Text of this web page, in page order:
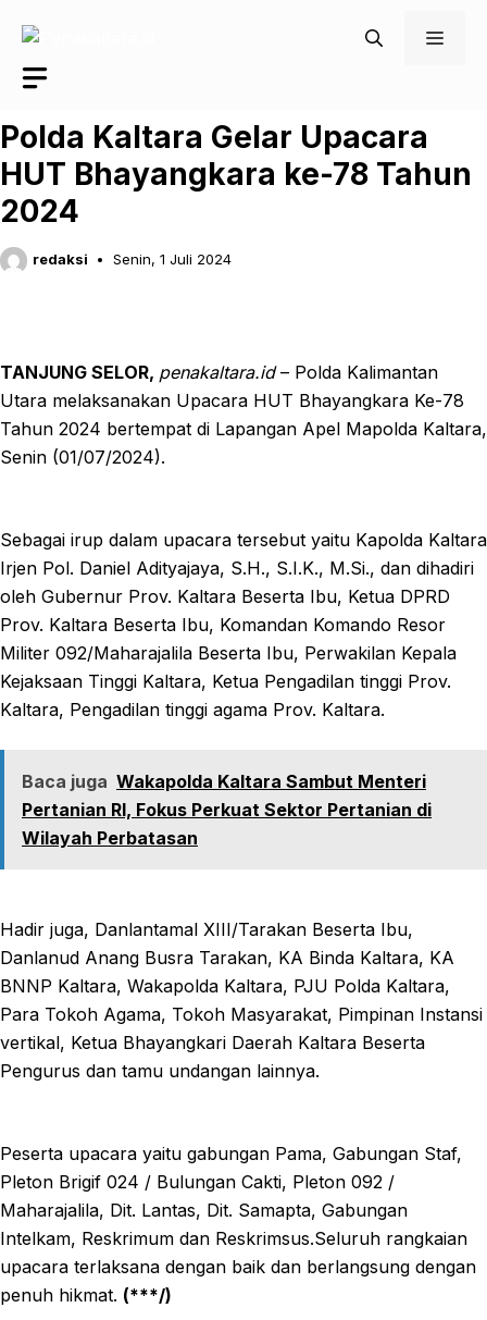
Polda Kaltara Gelar Upacara
HUT Bhayangkara ke-78 Tahun
2024
redaksi Senin, 1 Juli 2024
TANJUNG SELOR, penakaltara.id– Polda Kalimantan
Utara melaksanakan Upacara HUT Bhayangkara Ke-78
Tahun 2024 bertempat di Lapangan Apel Mapolda Kaltara,
Senin (01/07/2024).
Sebagai irup dalam upacara tersebut yaitu Kapolda Kaltara
Irjen Pol. Daniel Adityajaya, S.H., S.I.K., M.Si., dan dihadiri
oleh Gubernur Prov. Kaltara Beserta Ibu, Ketua DPRD
Prov. Kaltara Beserta Ibu, Komandan Komando Resor
Militer 092/Maharajalila Beserta Ibu, Perwakilan Kepala
Kejaksaan Tinggi Kaltara, Ketua Pengadilan tinggi Prov.
Kaltara, Pengadilan tinggi agama Prov. Kaltara.
Baca juga Wakapolda Kaltara Sambut Menteri
Pertanian RI, Fokus Perkuat Sektor Pertanian di
Wilayah Perbatasan
Hadir juga, Danlantamal XIII/Tarakan Beserta Ibu,
Danlanud Anang Busra Tarakan, KA Binda Kaltara, KA
BNNP Kaltara, Wakapolda Kaltara, PJU Polda Kaltara,
Para Tokoh Agama, Tokoh Masyarakat, Pimpinan Instansi
vertikal, Ketua Bhayangkari Daerah Kaltara Beserta
Pengurus dan tamu undangan lainnya.
Peserta upacara yaitu gabungan Pama, Gabungan Staf,
Pleton Brigif 024 / Bulungan Cakti, Pleton 092 /
Maharajalila, Dit. Lantas, Dit. Samapta, Gabungan
Intelkam, Reskrimum dan Reskrimsus.Seluruh rangkaian
upacara terlaksana dengan baik dan berlangsung dengan
penuh hikmat. (***/)